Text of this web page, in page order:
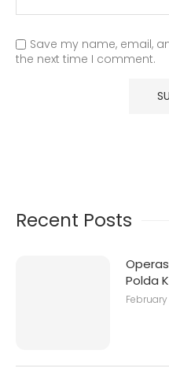
Save my name, email,
the next time I comment.
Recent Posts
Polda